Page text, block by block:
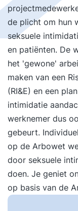
de plicht om hun
seksuele
en patiënten. De
het 'gewone'
maken van een
(RI&E) en een
intimidatie
werknemer dus
gebeurt.
op de Arbowet
door seksuele
doen. Je geniet
op basis van de